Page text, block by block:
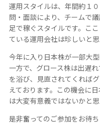
運用スタイルは、年間約１
問・面談により、チームで
足で稼ぐスタイルです。こ
ている運用会社は珍しいと思
今年に入り日本株が一部大
一方で、グロース株は出遅
を浴び、見直されてくれば
えております。この機会に
は大変有意義ではないかと思
是非奮ってのご参加をお待ち